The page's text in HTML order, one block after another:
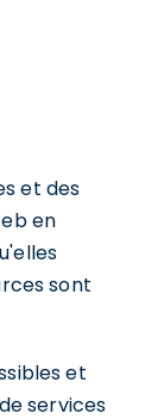
et des
en
sont
et
services